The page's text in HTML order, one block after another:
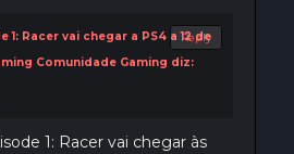
1: Racer vai chegar a PS4 a 12 de
Comunidade Gaming diz:
1: Racer vai chegar às
Reply